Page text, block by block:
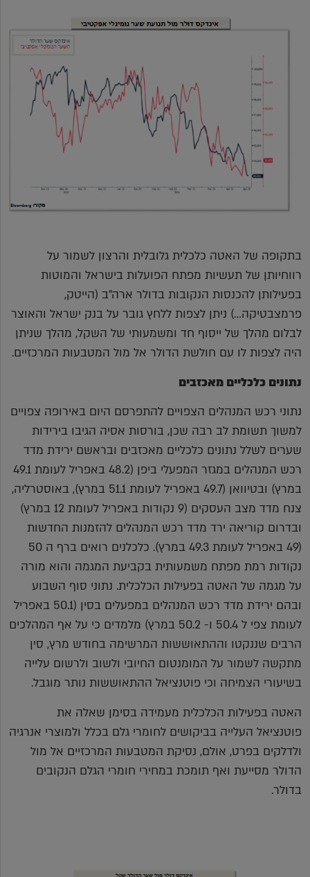
בתקופה של האטה כלכלית גלובלית והרצון לשמור על
רווחיותן של תעשיות מפתח הפועלות בישראל והמוטות
בפעילותן להכנסות הנקובות בדולר ארה"ב (הייטק,
פרמצבטיקה…) ניתן לצפות ללחץ גובר על בנק ישראל והאוצר
לבלום מהלך של ייסוף חד ומשמעותי של השקל, מהלך שניתן
היה לצפות לו עם חולשת הדולר אל מול המטבעות המרכזיים.
נתונים כלכליים מאכזבים
נתוני רכש המנהלים הצפויים להתפרסם היום באירופה צפויים
למשוך תשומת לב רבה שכן, בורסות אסיה הגיבו בירידות
שערים לשלל נתונים כלכליים מאכזבים ובראשם ירידת מדד
רכש המנהלים במגזר המפעלי ביפן (48.2 באפריל לעומת 49.1
במרץ) ובטיוואן (49.7 באפריל לעומת 51.1 במרץ), באוסטרליה,
צנח מדד מצב העסקים (9 נקודות באפריל לעומת 12 במרץ)
ובדרום קוריאה ירד מדד רכש המנהלים להזמנות החדשות
(49 באפריל לעומת 49.3 במרץ). כלכלנים רואים ברף ה 50
נקודות רמת מפתח משמעותית בקביעת המגמה והוא מורה
על מגמה של האטה בפעילות הכלכלית. נתוני סוף השבוע
ובהם ירידת מדד רכש המנהלים במפעלים בסין (50.1 באפריל
לעומת צפי ל 50.4 ו- 50.2 במרץ) מלמדים כי על אף המהלכים
הרבים שננקטו וההתאוששות המרשימה בחודש מרץ, סין
מתקשה לשמור על המומנטום החיובי ולשוב ולרשום עלייה
בשיעורי הצמיחה וכי פוטנציאל ההתאוששות נותר מוגבל.
האטה בפעילות הכלכלית מעמידה בסימן שאלה את
פוטנציאל העלייה בביקושים לחומרי גלם בכלל ולמוצרי אנרגיה
ולדלקים בפרט, אולם, נסיקת המטבעות המרכזיים אל מול
הדולר מסייעת ואף תומכת במחירי חומרי הגלם הנקובים
בדולר.